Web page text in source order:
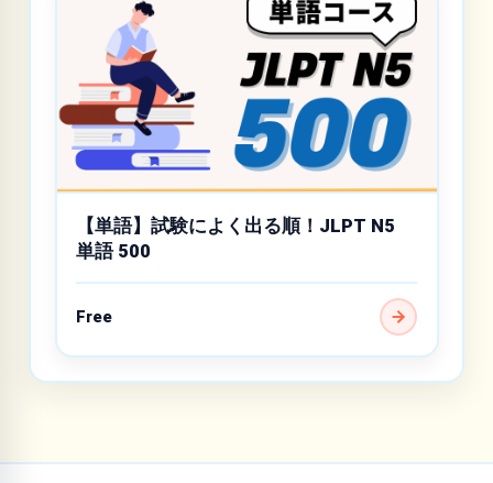
【単語】試験によく出る順！JLPT N5
単語 500
Free